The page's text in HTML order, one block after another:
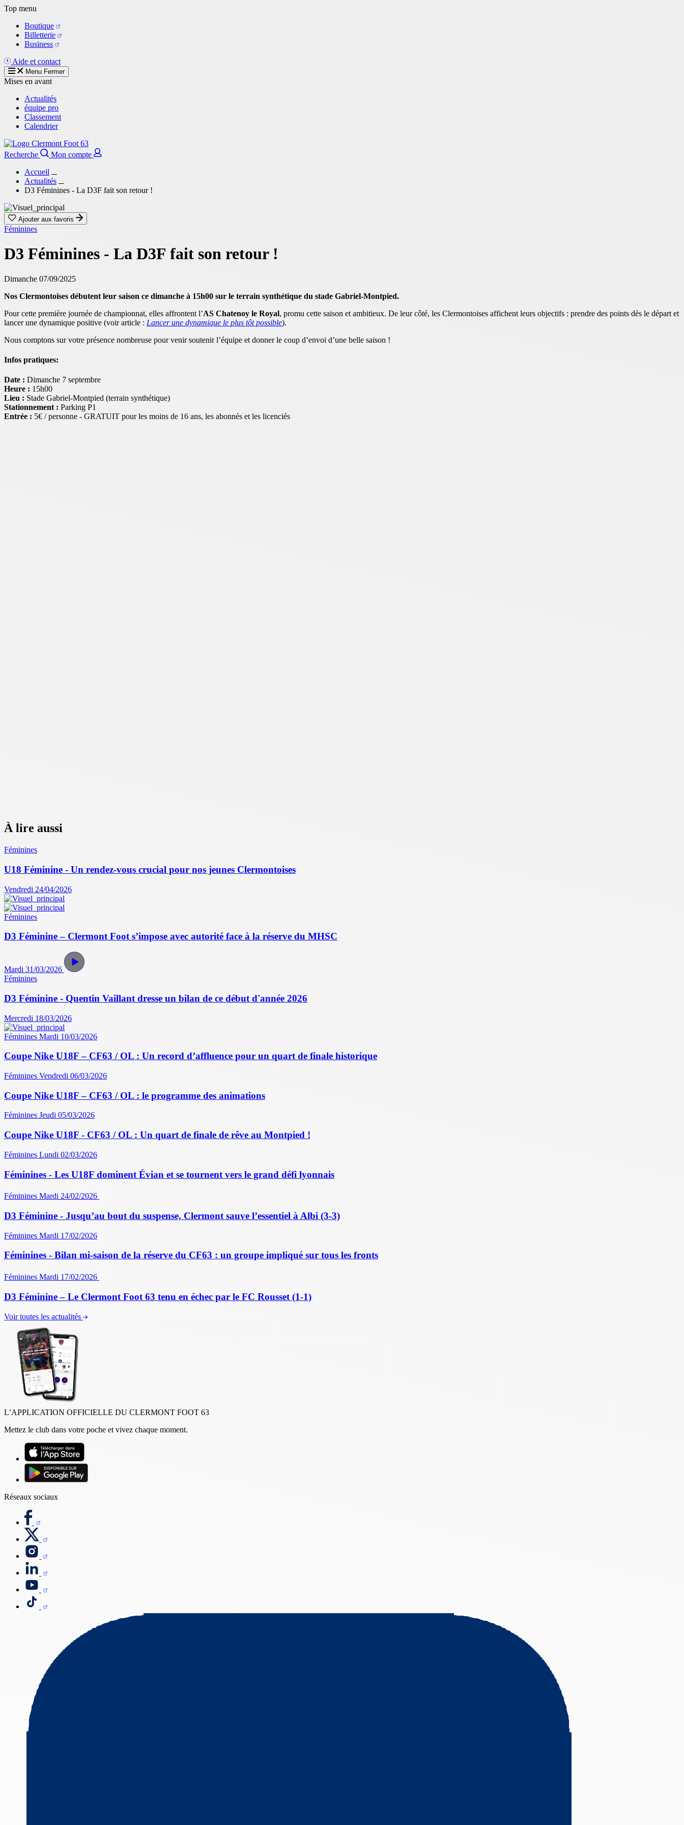
Aller
contenu
principal
Top menu
Boutique
Billetterie
Business
Aide et contact
Menu Fermer
Mises en avant
Actualités
équipe pro
Classement
Calendrier
Recherche
Mon compte
Accueil
Actualités
D3 Féminines - La D3F fait son retour !
Ajouter aux favoris
Féminines
D3 Féminines - La D3F fait son retour !
Dimanche 07/09/2025
Nos Clermontoises débutent leur saison ce dimanche à 15h00 sur le terrain synthétique du stade Gabriel-Montpied.
Pour cette première journée de championnat, elles affrontent l’AS Chatenoy le Royal, promu cette saison et ambitieux. De leur côté, les Clermontoises affichent leurs objectifs : prendre des points dès le départ et
lancer une dynamique positive (voir article : Lancer une dynamique le plus tôt possible).
Nous comptons sur votre présence nombreuse pour venir soutenir l’équipe et donner le coup d’envoi d’une belle saison !
Infos pratiques:
Date : Dimanche 7 septembre
Heure : 15h00
Lieu : Stade Gabriel-Montpied (terrain synthétique)
Stationnement : Parking P1
Entrée : 5€ / personne - GRATUIT pour les moins de 16 ans, les abonnés et les licenciés
À lire aussi
Féminines
U18 Féminine - Un rendez-vous crucial pour nos jeunes Clermontoises
Vendredi 24/04/2026
Féminines
D3 Féminine – Clermont Foot s’impose avec autorité face à la réserve du MHSC
Mardi 31/03/2026
Féminines
D3 Féminine - Quentin Vaillant dresse un bilan de ce début d'année 2026
Mercredi 18/03/2026
Féminines Mardi 10/03/2026
Coupe Nike U18F – CF63 / OL : Un record d’affluence pour un quart de finale historique
Féminines Vendredi 06/03/2026
Coupe Nike U18F – CF63 / OL : le programme des animations
Féminines Jeudi 05/03/2026
Coupe Nike U18F - CF63 / OL : Un quart de finale de rêve au Montpied !
Féminines Lundi 02/03/2026
Féminines - Les U18F dominent Évian et se tournent vers le grand défi lyonnais
Féminines Mardi 24/02/2026
D3 Féminine - Jusqu’au bout du suspense, Clermont sauve l’essentiel à Albi (3-3)
Féminines Mardi 17/02/2026
Féminines - Bilan mi-saison de la réserve du CF63 : un groupe impliqué sur tous les fronts
Féminines Mardi 17/02/2026
D3 Féminine – Le Clermont Foot 63 tenu en échec par le FC Rousset (1-1)
Voir toutes les actualités
L’APPLICATION OFFICIELLE DU CLERMONT FOOT 63
Mettez le club dans votre poche et vivez chaque moment.
Réseaux sociaux